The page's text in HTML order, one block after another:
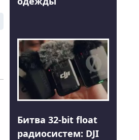
Битва 32-bit float
радиосистем: DJI